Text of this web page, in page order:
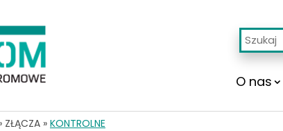
O nas
ZŁĄCZA » KONTROLNE